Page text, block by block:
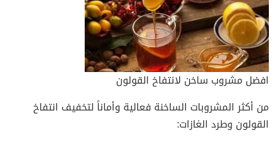
افضل مشروب ساخن لانتفاخ القولون
من أكثر المشروبات الساخنة فعالية وأماناً لتخفيف انتفاخ
القولون وطرد الغازات: